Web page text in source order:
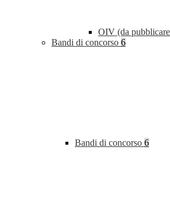
OIV (da
Bandi di concorso 6
Bandi di concorso 6